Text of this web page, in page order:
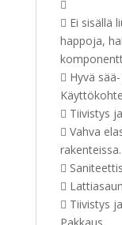

 Ei sisällä
happoja,
 Hyvä
 Tiivistys
 Vahva
rakenteissa.


 Tiivistys